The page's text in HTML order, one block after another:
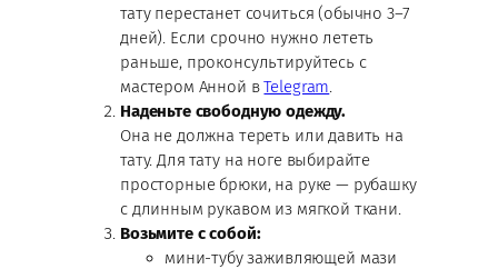
тату перестанет сочиться (обычно 3–7
дней). Если срочно нужно лететь
раньше, проконсультируйтесь с
мастером Анной вTelegram.
Наденьте свободную одежду.
Она не должна тереть или давить на
тату. Для тату на ноге выбирайте
просторные брюки, на руке — рубашку
с длинным рукавом из мягкой ткани.
Возьмите с собой:
мини-тубу заживляющей мази